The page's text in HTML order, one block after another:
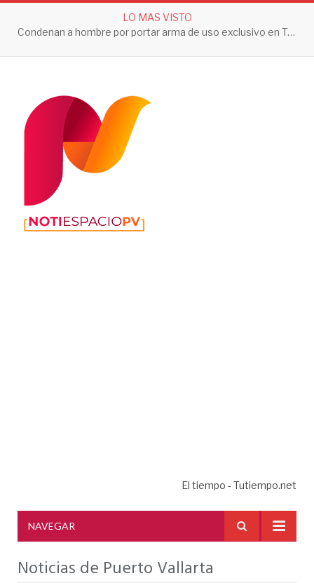
LO MAS VISTO
Condenan a hombre por portar arma de uso exclusivo en Tepic
El tiempo - Tutiempo.net
NAVEGAR
Noticias de Puerto Vallarta